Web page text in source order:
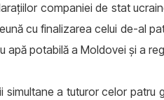
companiei de stat
cu finalizarea celui de-al
apă potabilă a Moldovei și a
simultane a tuturor celor